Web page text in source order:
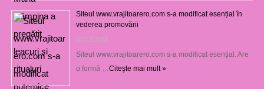
Siteul www.vrajitoarero.com s-a modificat esențial în
vederea promovării
07/12/2023
Siteul www.vrajitoarero.com s-a modificat esențial. Are
o formă … Citeşte mai mult »